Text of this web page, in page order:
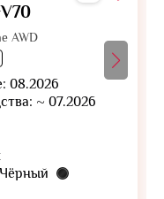
AWD
08.2026
~ 07.2026